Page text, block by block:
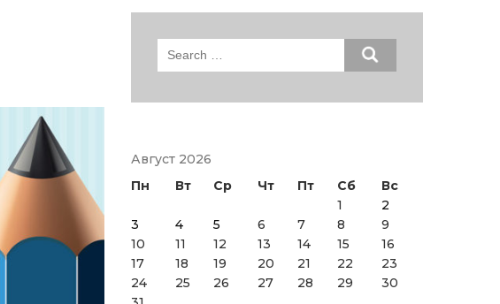
Search
Август 2026
Пн
Вт Ср Чт Пт Сб
Вс
1
2
3
4 5 6 7 8
9
10
11 12 13 14 15
16
17
18 19 20 21 22
23
24
25 26 27 28 29
30